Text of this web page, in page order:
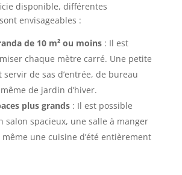
disponible, différentes
envisageables :
de 10 m² ou moins: Il est
chaque mètre carré. Une petite
de sas d’entrée, de bureau
de jardin d’hiver.
plus grands: Il est possible
salon spacieux, une salle à manger
une cuisine d’été entièrement